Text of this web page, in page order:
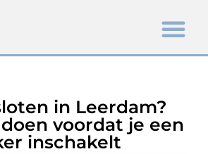
in Leerdam?
voordat je een
inschakelt